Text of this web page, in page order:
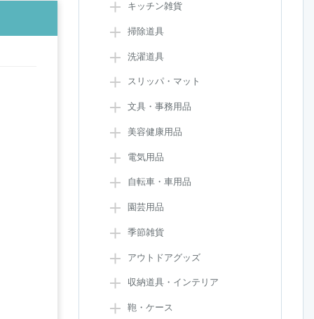
キッチン雑貨
掃除道具
洗濯道具
スリッパ・マット
文具・事務用品
美容健康用品
電気用品
自転車・車用品
園芸用品
季節雑貨
アウトドアグッズ
収納道具・インテリア
鞄・ケース